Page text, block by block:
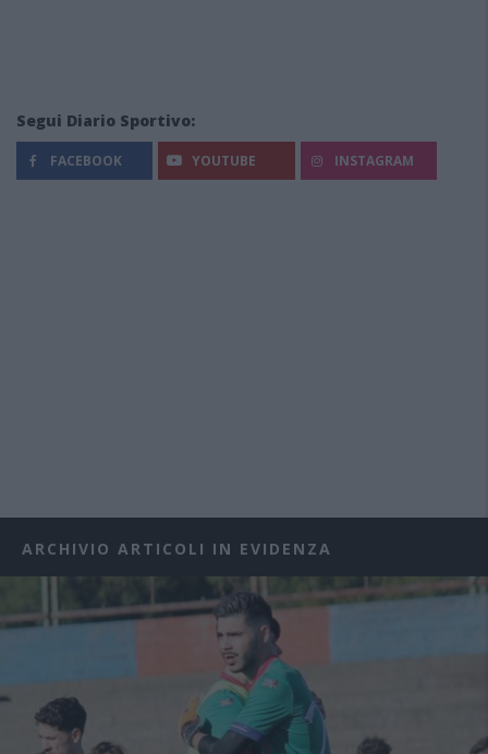
Segui Diario Sportivo:
FACEBOOK YOUTUBE INSTAGRAM
ARCHIVIO ARTICOLI IN EVIDENZA